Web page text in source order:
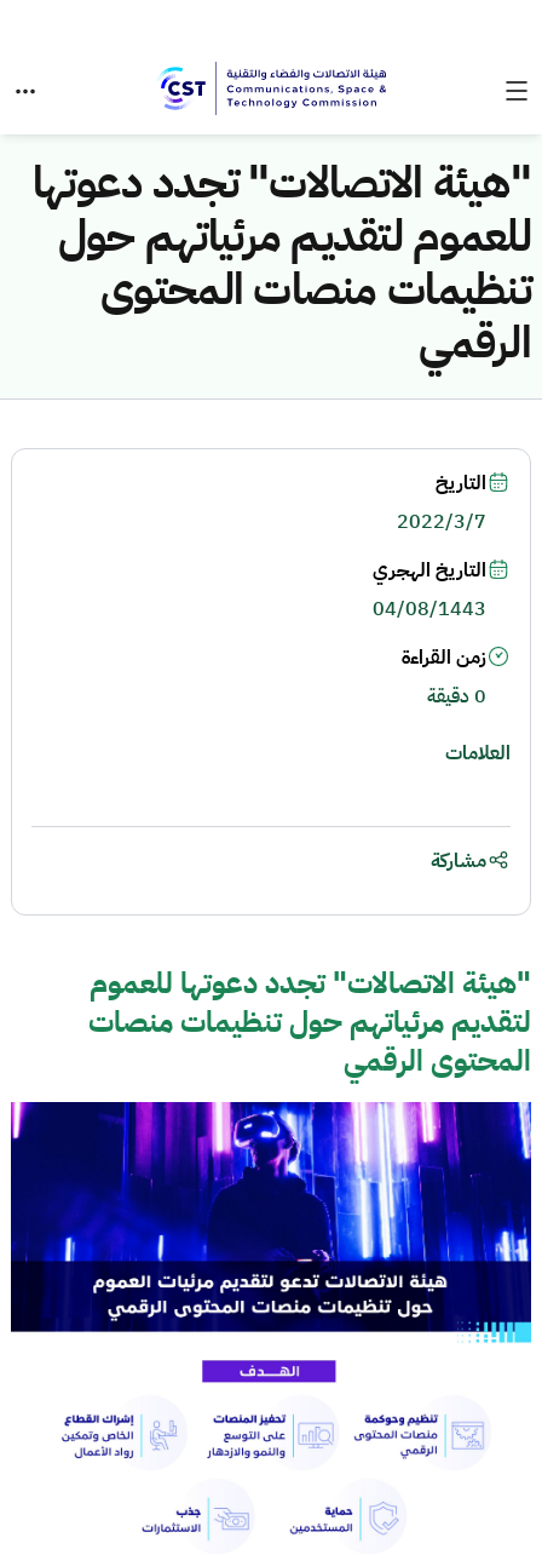
"هيئة الاتصالات" تجدد دعوتها
للعموم لتقديم مرئياتهم حول
تنظيمات منصات المحتوى
الرقمي
"هيئة الاتصالات" تجدد دعوتها للعموم
لتقديم مرئياتهم حول تنظيمات منصات
المحتوى الرقمي
التاريخ
2022/3/7
التاريخ الهجري
04/08/1443
زمن القراءة
0 دقيقة
العلامات
مشاركة